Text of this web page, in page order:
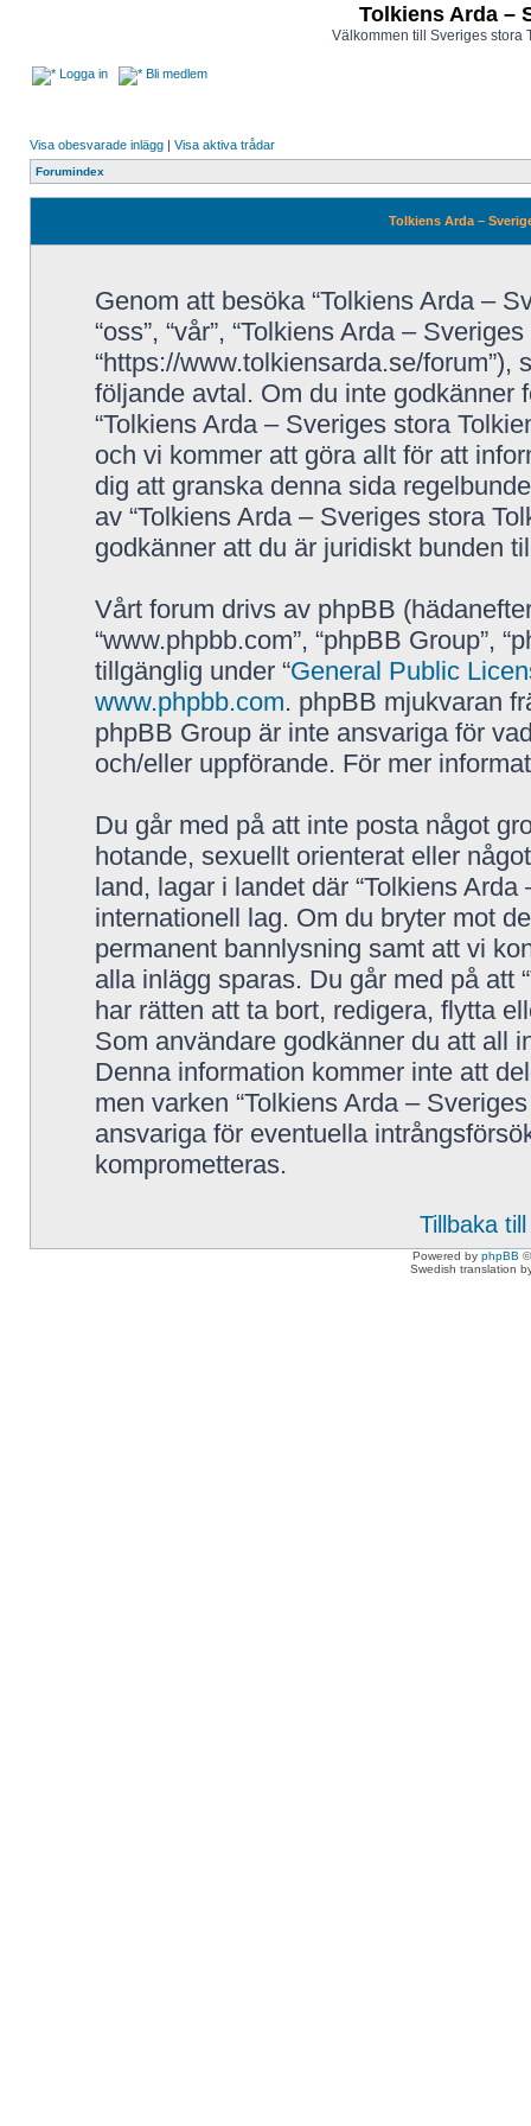
Tolkiens Arda –
Välkommen till Sveriges stora
Logga in Bli medlem
Visa obesvarade inlägg | Visa aktiva trådar
Forumindex
Tolkiens Arda –
Genom att besöka “Tolkiens Arda –
“oss”, “vår”, “Tolkiens Arda –
“https://www.tolkiensarda.se/
följande avtal. Om du inte godkänner
“Tolkiens Arda – Sveriges stora
och vi kommer att göra allt för att
dig att granska denna sida
av “Tolkiens Arda – Sveriges stora
godkänner att du är juridiskt bunden
Vårt forum drivs av phpBB (hädanefter
“www.phpbb.com”, “phpBB Group”,
tillgänglig under “General Public
www.phpbb.com. phpBB mjukvaran
phpBB Group är inte ansvariga för
och/eller uppförande. För mer
Du går med på att inte posta något
hotande, sexuellt orienterat eller
land, lagar i landet där “Tolkiens
internationell lag. Om du bryter mot
permanent bannlysning samt att vi
alla inlägg sparas. Du går med på att
har rätten att ta bort, redigera, flytta
Som användare godkänner du att all
Denna information kommer inte att
men varken “Tolkiens Arda –
ansvariga för eventuella
komprometteras.
Tillbaka
Powered by phpBB
Swedish translation